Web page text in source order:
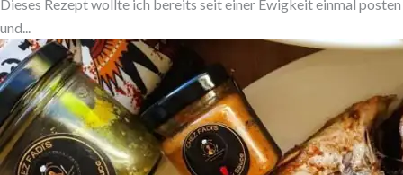
Dieses Rezept wollte ich bereits seit einer Ewigkeit einmal posten
und...